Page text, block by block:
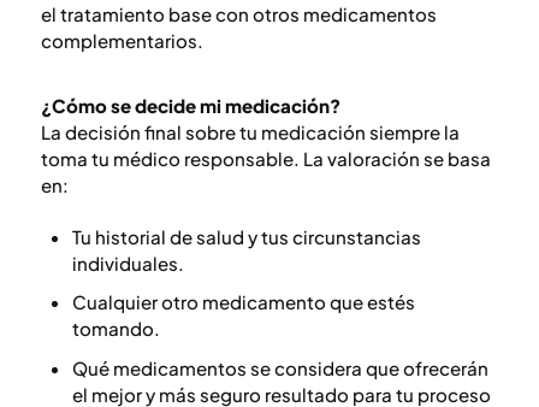
el tratamiento base con otros medicamentos
complementarios.
¿Cómo se decide mi medicación?
La decisión final sobre tu medicación siempre la
toma tu médico responsable. La valoración se basa
en:
Tu historial de salud y tus circunstancias
individuales.
Cualquier otro medicamento que estés
tomando.
Qué medicamentos se considera que ofrecerán
el mejor y más seguro resultado para tu proceso